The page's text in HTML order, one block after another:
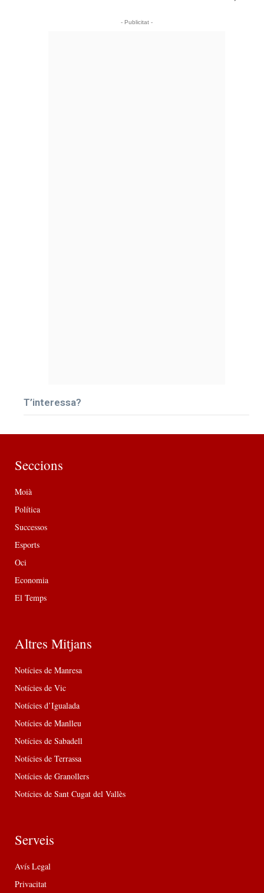
- Publicitat -
T’interessa?
Seccions
Moià
Política
Successos
Esports
Oci
Economia
El Temps
Altres Mitjans
Notícies de Manresa
Notícies de Vic
Notícies d’Igualada
Notícies de Manlleu
Notícies de Sabadell
Notícies de Terrassa
Notícies de Granollers
Notícies de Sant Cugat del Vallès
Serveis
Avís Legal
Privacitat